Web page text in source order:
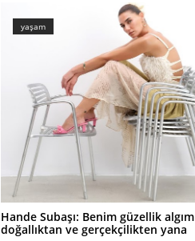
yaşam
Hande Subaşı: Benim güzellik algım
doğallıktan ve gerçekçilikten yana